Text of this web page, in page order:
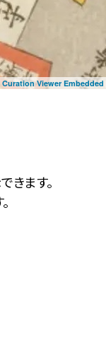
Curation Viewer Embedded
きます。